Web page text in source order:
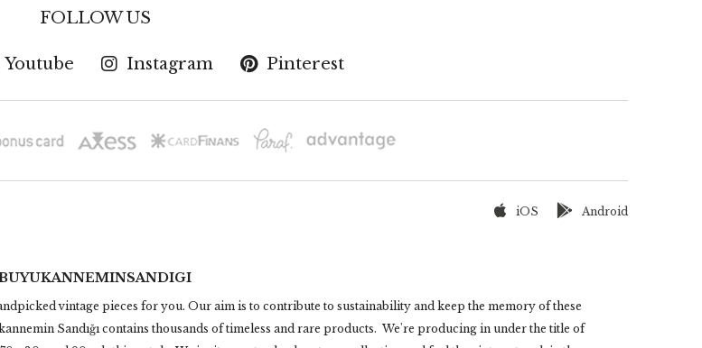
FOLLOW US
Youtube Instagram Pinterest
iOS Android
vintage pieces for you. Our aim is to contribute to sustainability and keep the memory of these
Sandığı contains thousands of timeless and rare products. We're producing in under the title of